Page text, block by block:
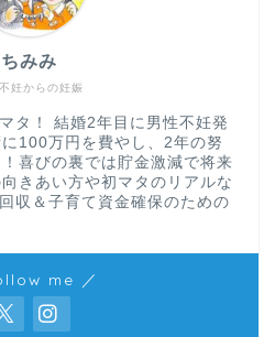
妊からの妊娠
ちみみ
タ！ 結婚2年目に男性不妊発
100万円を費やし、2年の努
喜びの裏では貯金激減で将来
きあい方や初マタのリアルな
収＆子育て資金確保のための
me ／